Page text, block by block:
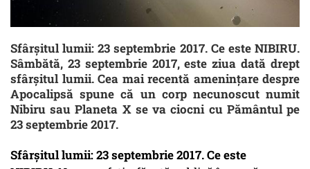
Sfârșitul lumii: 23 septembrie 2017. Ce este NIBIRU.
Sâmbătă, 23 septembrie 2017, este ziua dată drept
sfârșitul lumii. Cea mai recentă amenințare despre
Apocalipsă spune că un corp necunoscut numit
Nibiru sau Planeta X se va ciocni cu Pământul pe
23 septembrie 2017.
Sfârșitul lumii: 23 septembrie 2017. Ce este